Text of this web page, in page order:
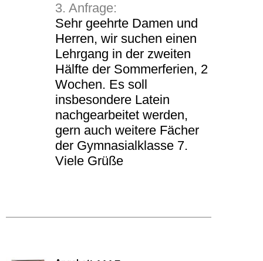
3. Anfrage:
Sehr geehrte Damen und
Herren, wir suchen einen
Lehrgang in der zweiten
Hälfte der Sommerferien, 2
Wochen. Es soll
insbesondere Latein
nachgearbeitet werden,
gern auch weitere Fächer
der Gymnasialklasse 7.
Viele Grüße